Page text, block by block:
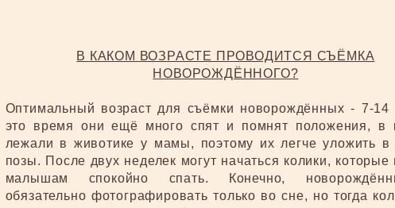
В КАКОМ ВОЗРАСТЕ ПРОВОДИТСЯ СЪЁМКА
НОВОРОЖДЁННОГО?
Оптимальный возраст для съёмки новорождённых - 7-14
это время они ещё много спят и помнят положения, в
лежали в животике у мамы, поэтому их легче уложить
позы. После двух неделек могут начаться колики,
малышам спокойно спать. Конечно,
обязательно фотографировать только во сне, но тогда